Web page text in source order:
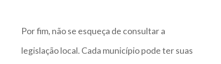
Por fim, não se esqueça de consultar a
legislação local. Cada município pode ter suas